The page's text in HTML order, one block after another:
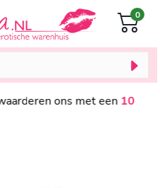
ons met een10
0